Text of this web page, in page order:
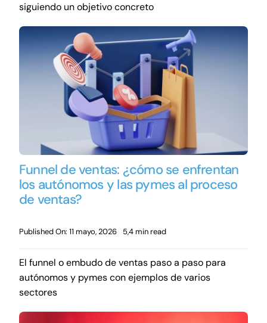
siguiendo un objetivo concreto
Funnel de ventas: ¿cómo se enfrentan
los autónomos y las pymes al proceso
de ventas?
Published On: 11 mayo, 2026 5,4 min read
El funnel o embudo de ventas paso a paso para
autónomos y pymes con ejemplos de varios
sectores